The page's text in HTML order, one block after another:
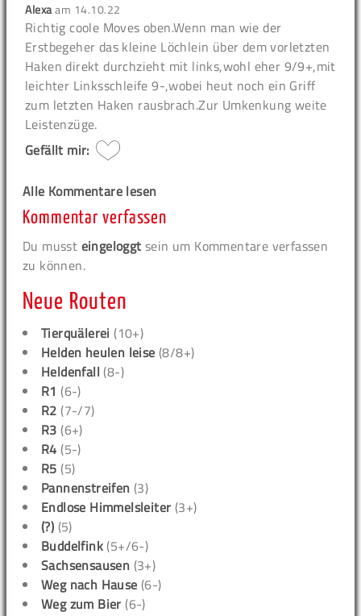
Alexaam 14.10.22
Richtig coole Moves oben.Wenn man wie der
Erstbegeher das kleine Löchlein über dem vorletzten
Haken direkt durchzieht mit links,wohl eher 9/9+,mit
leichter Linksschleife 9-,wobei heut noch ein Griff
zum letzten Haken rausbrach.Zur Umkenkung weite
Leistenzüge.
Gefällt mir:
Alle Kommentare lesen
Kommentar verfassen
Du musst eingeloggt sein um Kommentare verfassen
zu können.
Neue Routen
Tierquälerei (10+)
Helden heulen leise (8/8+)
Heldenfall (8-)
R1 (6-)
R2 (7-/7)
R3 (6+)
R4 (5-)
R5 (5)
Pannenstreifen (3)
Endlose Himmelsleiter (3+)
(?) (5)
Buddelfink (5+/6-)
Sachsensausen (3+)
Weg nach Hause (6-)
Weg zum Bier (6-)